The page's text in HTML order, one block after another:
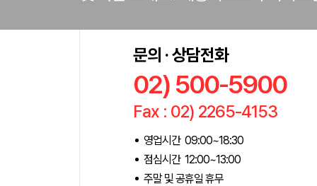
문의 · 상담전화
02) 500-5900
Fax : 02) 2265-4153
영업시간 09:00~18:30
점심시간 12:00~13:00
주말 및 공휴일 휴무